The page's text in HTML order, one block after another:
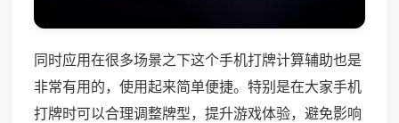
同时应用在很多场景之下这个手机打牌计算辅助也是
非常有用的，使用起来简单便捷。特别是在大家手机
打牌时可以合理调整牌型，提升游戏体验，避免影响